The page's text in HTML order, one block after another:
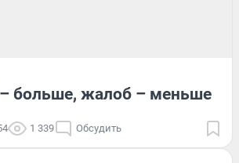
больше, жалоб – меньше
1 339 Обсудить